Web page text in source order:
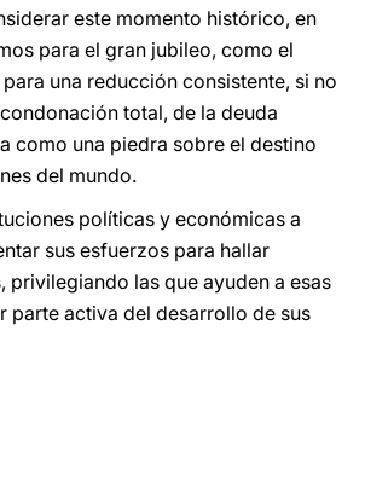
este momento histórico, en
para el gran jubileo, como el
una reducción consistente, si no
total, de la deuda
como una piedra sobre el destino
del mundo.
políticas y económicas a
sus esfuerzos para hallar
privilegiando las que ayuden a esas
parte activa del desarrollo de sus